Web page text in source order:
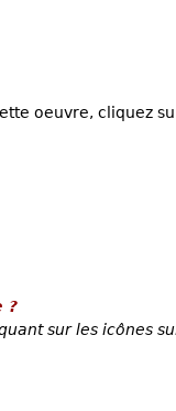
oeuvre, cliquez
?
sur les icônes